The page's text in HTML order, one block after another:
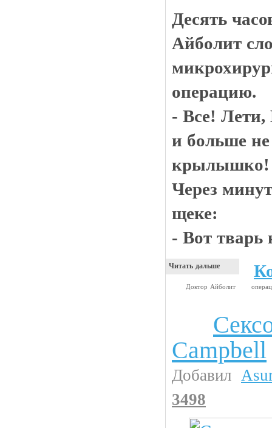
Десять
Айболит
операцию.
- Все!
и больше
крылышко!
Через
щеке:
- Вот тварь
Читать дальше
Доктор Айболит
Campbell
Добавил
3498